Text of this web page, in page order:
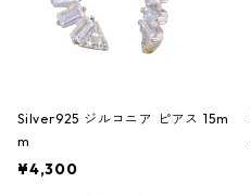
Silver925 ジルコニア ピアス 15m
m
¥4,300